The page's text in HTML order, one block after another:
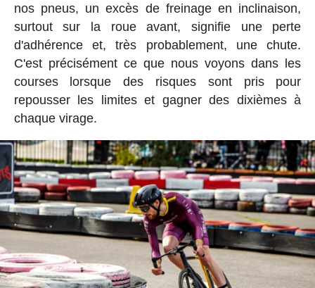
nos pneus, un excès de freinage en inclinaison,
surtout sur la roue avant, signifie une perte
d'adhérence et, très probablement, une chute.
C'est précisément ce que nous voyons dans les
courses lorsque des risques sont pris pour
repousser les limites et gagner des dixièmes à
chaque virage.